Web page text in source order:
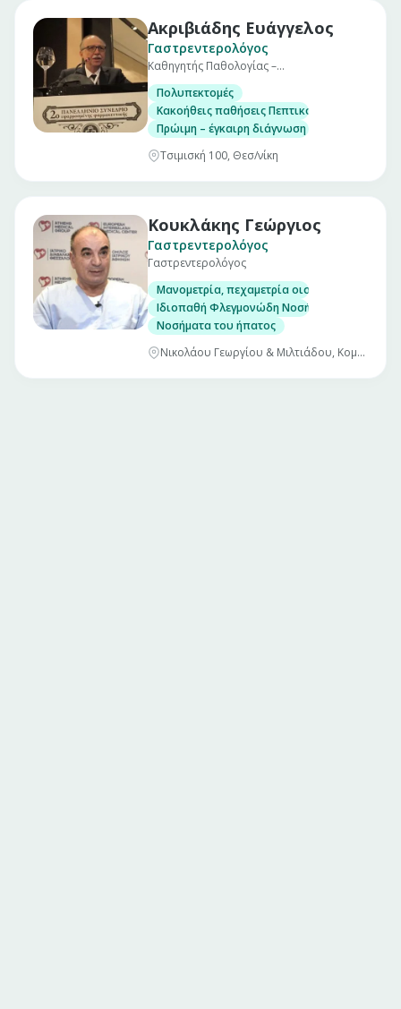
Ακριβιάδης Ευάγγελος
Γαστρεντερολόγος
Καθηγητής Παθολογίας –
Πολυπεκτομές
Κακοήθεις παθήσεις Πεπτικού
Πρώιμη – έγκαιρη διάγνωση καρκίνου
Τσιμισκή 100, Θεσ/νίκη
Κουκλάκης Γεώργιος
Γαστρεντερολόγος
Γαστρεντερολόγος
Μανομετρία, πεχαμετρία οισοφάγου και
Ιδιοπαθή Φλεγμονώδη Νοσήματα Εντέρου.
Νοσήματα του ήπατος
Νικολάου Γεωργίου & Μιλτιάδου, Κομοτηνή